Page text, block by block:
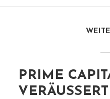
PRIME
VERÄUSSERT